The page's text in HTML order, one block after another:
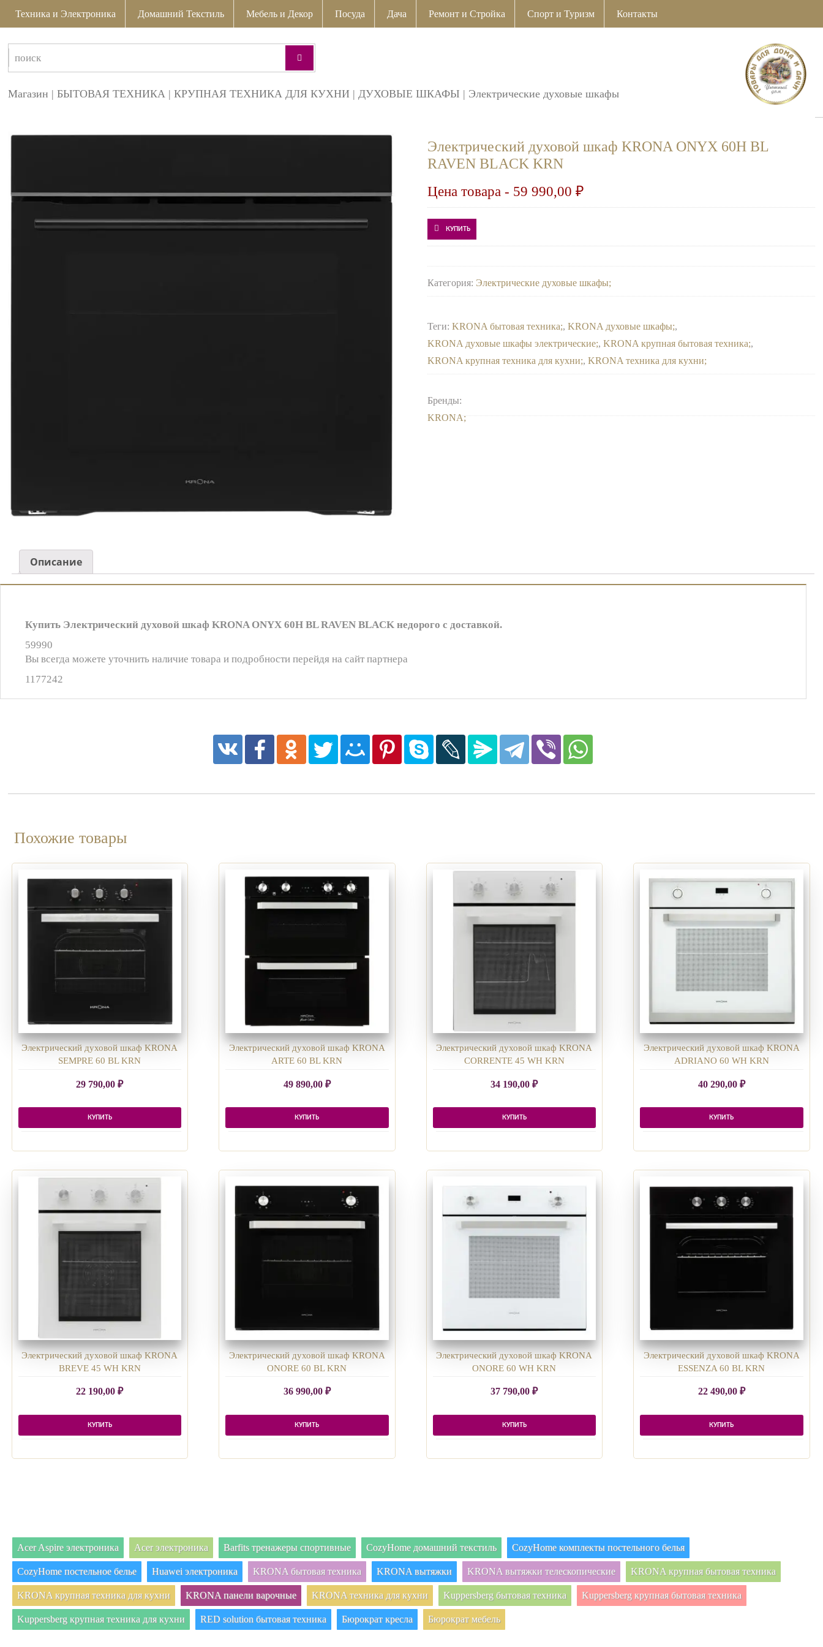
Техника и Электроника Домашний Текстиль Мебель и Декор Посуда Дача Ремонт и Стройка Спорт и Туризм Контакты
Магазин |БЫТОВАЯ ТЕХНИКА |КРУПНАЯ ТЕХНИКА ДЛЯ КУХНИ |ДУХОВЫЕ ШКАФЫ | Электрические духовые шкафы
Электрический духовой шкаф KRONA ONYX 60H BL
RAVEN BLACK KRN
Цена товара - 59 990,00₽
КУПИТЬ
Категория: Электрические духовые шкафы
Теги:KRONA бытовая техника ,KRONA духовые шкафы ,
KRONA духовые шкафы электрические ,KRONA крупная бытовая техника ,
KRONA крупная техника для кухни ,KRONA техника для кухни
Бренды:
KRONA
Описание
Купить Электрический духовой шкаф KRONA ONYX 60H BL RAVEN BLACK недорого с доставкой.
59990
Вы всегда можете уточнить наличие товара и подробности перейдя на сайт партнера
1177242
Похожие товары
Электрический духовой шкаф KRONA
SEMPRE 60 BL KRN
29 790,00₽
КУПИТЬ
Электрический духовой шкаф KRONA
ARTE 60 BL KRN
49 890,00 ₽
КУПИТЬ
Электрический духовой шкаф KRONA
CORRENTE 45 WH KRN
34 190,00₽
КУПИТЬ
Электрический духовой шкаф KRONA
ADRIANO 60 WH KRN
40 290,00 ₽
КУПИТЬ
Электрический духовой шкаф KRONA
BREVE 45 WH KRN
22 190,00₽
КУПИТЬ
Электрический духовой шкаф KRONA
ONORE 60 BL KRN
36 990,00 ₽
КУПИТЬ
Электрический духовой шкаф KRONA
ONORE 60 WH KRN
37 790,00₽
КУПИТЬ
Электрический духовой шкаф KRONA
ESSENZA 60 BL KRN
22 490,00 ₽
КУПИТЬ
Acer Aspire электроника Acer электроника Barfits тренажеры спортивные CozyHome домашний текстиль CozyHome комплекты постельного белья
CozyHome постельное белье Huawei электроника KRONA бытовая техника KRONA вытяжки KRONA вытяжки телескопические KRONA крупная бытовая техника
KRONA крупная техника для кухни KRONA панели варочные KRONA техника для кухни Kuppersberg бытовая техника Kuppersberg крупная бытовая техника
Kuppersberg крупная техника для кухни RED solution бытовая техника Бюрократ кресла Бюрократ мебель